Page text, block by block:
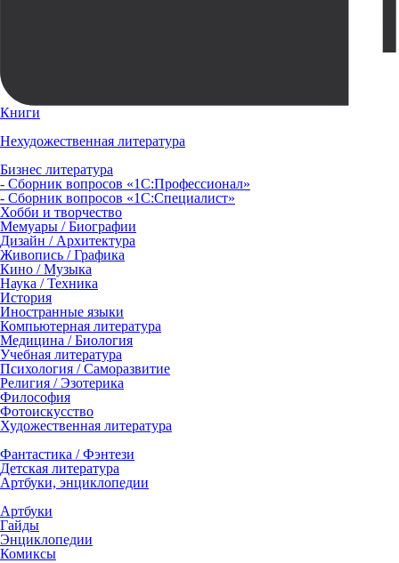
Книги
Нехудожественная литература
Бизнес литература
- Сборник вопросов «1С:Профессионал»
- Сборник вопросов «1С:Специалист»
Хобби и творчество
Мемуары / Биографии
Дизайн / Архитектура
Живопись / Графика
Кино / Музыка
Наука / Техника
История
Иностранные языки
Компьютерная литература
Медицина / Биология
Учебная литература
Психология / Саморазвитие
Религия / Эзотерика
Философия
Фотоискусство
Художественная литература
Фантастика / Фэнтези
Детская литература
Артбуки, энциклопедии
Артбуки
Гайды
Энциклопедии
Комиксы